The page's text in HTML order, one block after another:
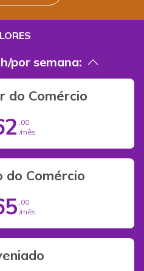
por semana:
do Comércio
,00
/mês
do Comércio
,00
/mês